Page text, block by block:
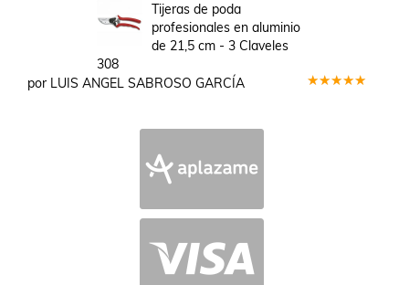
Tijeras de poda
profesionales en aluminio
de 21,5 cm - 3 Claveles
308
por LUIS ANGEL SABROSO GARCÍA